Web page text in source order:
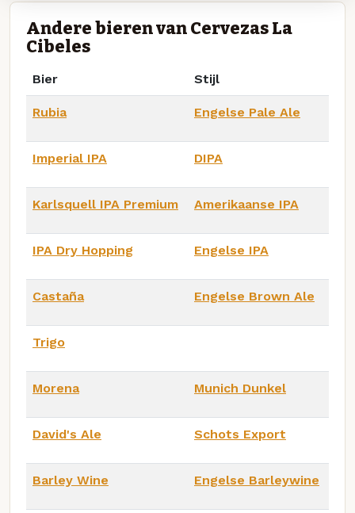
Andere bieren van Cervezas La
Cibeles
Bier Stijl
Rubia Engelse Pale Ale
Imperial IPA DIPA
Karlsquell IPA Premium Amerikaanse IPA
IPA Dry Hopping Engelse IPA
Castaña Engelse Brown Ale
Trigo
Morena Munich Dunkel
David's Ale Schots Export
Barley Wine Engelse Barleywine